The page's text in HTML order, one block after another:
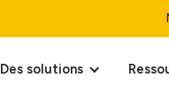
Des solutions